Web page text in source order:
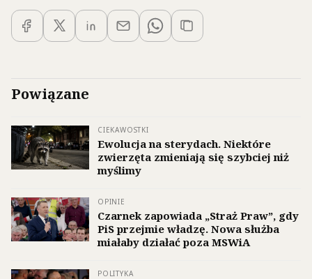
Powiązane
CIEKAWOSTKI
Ewolucja na sterydach. Niektóre
zwierzęta zmieniają się szybciej niż
myślimy
OPINIE
Czarnek zapowiada „Straż Praw”, gdy
PiS przejmie władzę. Nowa służba
miałaby działać poza MSWiA
POLITYKA